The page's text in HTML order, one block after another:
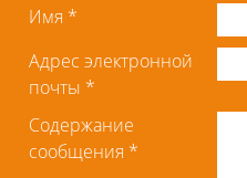
Имя *
Адрес электронной
почты *
Содержание
сообщения *